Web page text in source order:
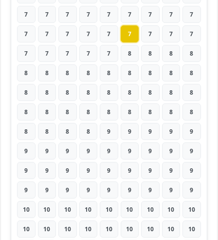
7 7 7 7 7 7 7 7 7
7 7 7 7 7 7 7 7 7
7 7 7 7 7 8 8 8 8
8 8 8 8 8 8 8 8 8
8 8 8 8 8 8 8 8 8
8 8 8 8 8 8 8 8 8
8 8 8 8 9 9 9 9 9
9 9 9 9 9 9 9 9 9
9 9 9 9 9 9 9 9 9
9 9 9 9 9 9 9 9 9
10 10 10 10 10 10 10 10 10
10 10 10 10 10 10 10 10 10